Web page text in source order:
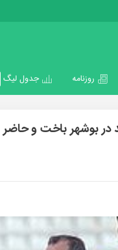
روزنامه جدول لیگ
بوشهر باخت و حاضر